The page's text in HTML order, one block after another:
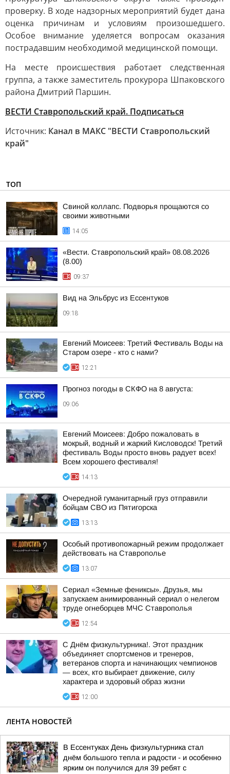
проверку. В ходе надзорных мероприятий будет дана
оценка причинам и условиям произошедшего.
Особое внимание уделяется вопросам оказания
пострадавшим необходимой медицинской помощи.
На месте происшествия работает следственная
группа, а также заместитель прокурора Шпаковского
района Дмитрий Паршин.
ВЕСТИ Ставропольский край. Подписаться
Источник: Канал в МАКС "ВЕСТИ Ставропольский
край"
ТОП
Свиной коллапс. Подворья прощаются со
своими животными
14:05
«Вести. Ставропольский край» 08.08.2026
(8.00)
09:37
Вид на Эльбрус из Ессентуков
09:18
Евгений Моисеев: Третий Фестиваль Воды на
Старом озере - кто с нами?
12:21
Прогноз погоды в СКФО на 8 августа:
09:06
Евгений Моисеев: Добро пожаловать в
мокрый, водный и жаркий Кисловодск! Третий
фестиваль Воды просто вновь радует всех!
Всем хорошего фестиваля!
14:13
Очередной гуманитарный груз отправили
бойцам СВО из Пятигорска
13:13
Особый противопожарный режим продолжает
действовать на Ставрополье
13:07
Сериал «Земные фениксы». Друзья, мы
запускаем анимированный сериал о нелегом
труде огнеборцев МЧС Ставрополья
12:54
С Днём физкультурника!. Этот праздник
объединяет спортсменов и тренеров,
ветеранов спорта и начинающих чемпионов
— всех, кто выбирает движение, силу
характера и здоровый образ жизни
12:00
ЛЕНТА НОВОСТЕЙ
В Ессентуках День физкультурника стал
днём большого тепла и радости - и особенно
ярким он получился для 39 ребят с